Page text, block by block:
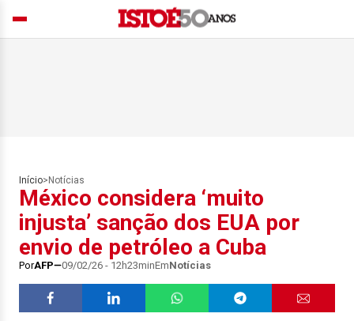
Início> Notícias
México considera ‘muito
injusta’ sanção dos EUA por
envio de petróleo a Cuba
PorAFP 09/02/26 - 12h23minEmNotícias